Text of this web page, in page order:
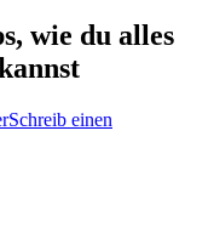
wie du alles
Schreib einen